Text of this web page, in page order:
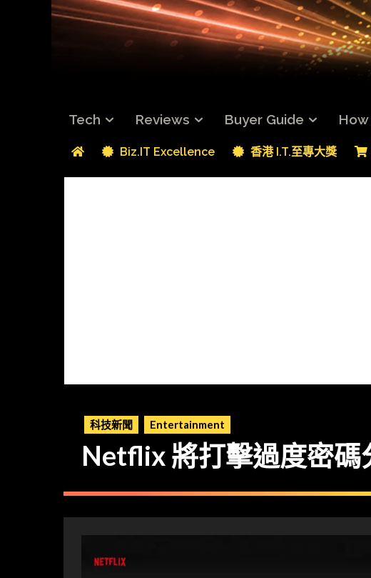
Tech Reviews Buyer Guide How
Biz.IT Excellence 香港 I.T.至專大獎
科技新聞 Entertainment
Netflix 將打擊過度密碼